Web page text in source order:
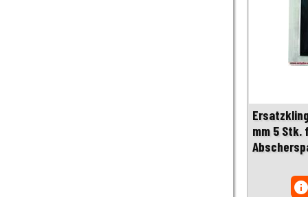
mm 5 Stk.